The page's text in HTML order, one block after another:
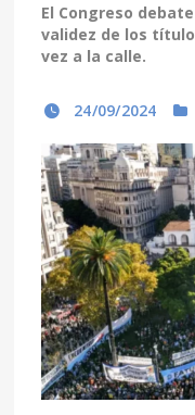
El Congreso
validez de los
vez a la calle.
24/09/2024